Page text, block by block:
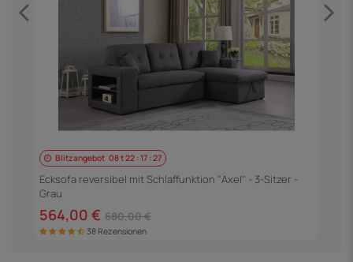
Blitzangebot 08t22 :17 :26
Ecksofa reversibel mit Schlaffunktion "Axel" - 3-Sitzer -
Grau
564,00 € 680,00 €
38 Rezensionen